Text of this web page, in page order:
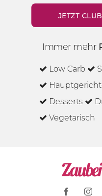
JETZT
Immer mehr
Low Carb
Desserts
Vegetarisch